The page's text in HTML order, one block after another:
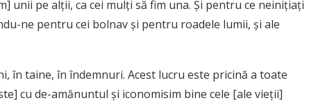
unii pe alţii, ca cei mulţi să fim una. Şi pentru ce neiniţiaţi
ne pentru cei bolnav şi pentru roadele lumii, şi ale
în taine, în îndemnuri. Acest lucru este pricină a toate
cu de-amănuntul şi iconomisim bine cele [ale vieţii]